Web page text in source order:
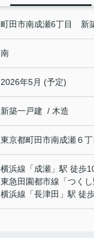
町田市南成瀬6丁目 新
南
2026年5月 (予定)
新築一戸建 / 木造
東京都町田市南成瀬６丁
横浜線 「成瀬 」駅 徒歩
東急田園都市線 「つく
横浜線 「長津田 」駅 徒